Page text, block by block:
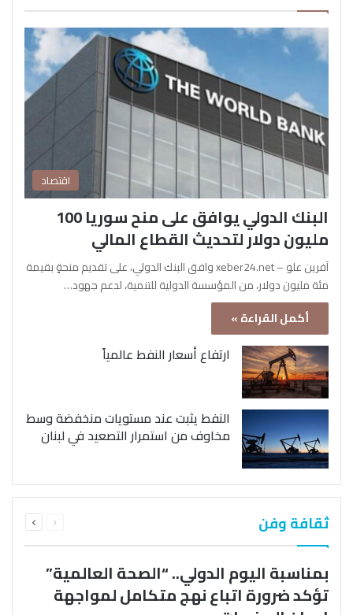
اقتصاد
البنك الدولي يوافق على منح سوريا 100
مليون دولار لتحديث القطاع المالي
آفرين علو – xeber24.net وافق البنك الدولي، على تقديم منحةٍ بقيمة
مئة مليون دولار، من المؤسسة الدولية للتنمية، لدعم جهود…
أكمل القراءة »
ارتفاع أسعار النفط عالمياً
النفط يثبت عند مستويات منخفضة وسط
مخاوف من استمرار التصعيد في لبنان
ثقافة وفن الصفحةالصفحة
بمناسبة اليوم الدولي.. “الصحة العالمية”
تؤكد ضرورة اتباع نهج متكامل لمواجهة